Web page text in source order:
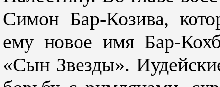
Симон Бар-Козива,
ему новое имя Бар-
«Сын Звезды».